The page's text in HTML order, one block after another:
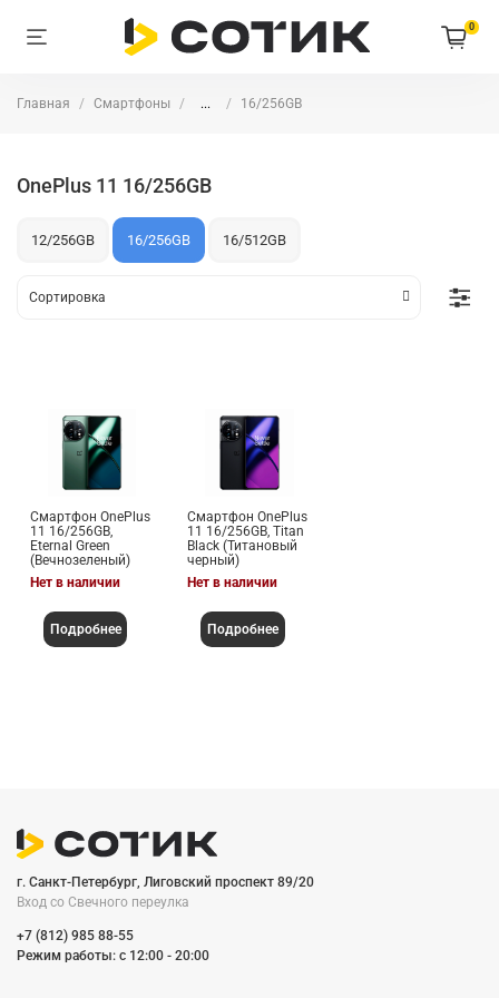
0
Главная Смартфоны ... 16/256GB
OnePlus 11 16/256GB
12/256GB 16/256GB 16/512GB
Смартфон OnePlus
11 16/256GB,
Eternal Green
(Вечнозеленый)
Нет в наличии
Подробнее
Смартфон OnePlus
11 16/256GB, Titan
Black (Титановый
черный)
Нет в наличии
Подробнее
г. Санкт-Петербург, Лиговский проспект 89/20
Вход со Cвечного переулка
+7 (812) 985 88-55
Режим работы: c 12:00 - 20:00